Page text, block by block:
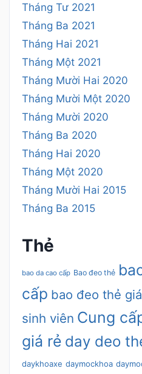
Tháng Tư 2021
Tháng Ba 2021
Tháng Hai 2021
Tháng Một 2021
Tháng Mười Hai 2020
Tháng Mười Một 2020
Tháng Mười 2020
Tháng Ba 2020
Tháng Hai 2020
Tháng Một 2020
Tháng Mười Hai 2015
Tháng Ba 2015
Thẻ
bao da cao cấp Bao đeo thẻ
cấp bao đeo thẻ
sinh viên Cung
giá rẻ day deo
daykhoaxe daymockhoa